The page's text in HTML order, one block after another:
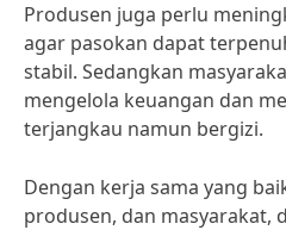
Produsen juga perlu
agar pasokan dapat
stabil. Sedangkan
mengelola keuangan dan
terjangkau namun bergizi.
Dengan kerja sama yang
produsen, dan masyarakat,